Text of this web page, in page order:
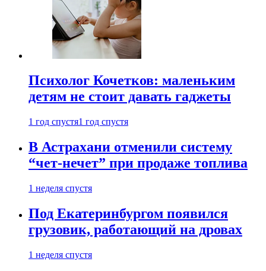
Психолог Кочетков: маленьким
детям не стоит давать гаджеты
1 год спустя1 год спустя
В Астрахани отменили систему
“чет-нечет” при продаже топлива
1 неделя спустя
Под Екатеринбургом появился
грузовик, работающий на дровах
1 неделя спустя